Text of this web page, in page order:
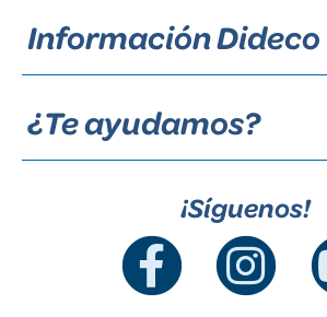
Información Dideco
¿Te ayudamos?
¡Síguenos!